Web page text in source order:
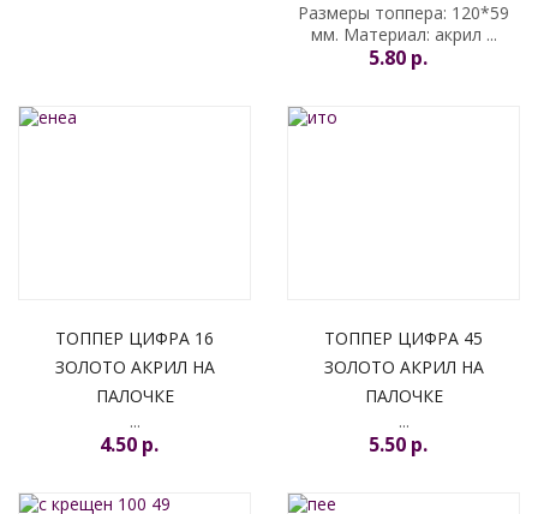
Размеры топпера: 120*59
мм. Материал: акрил ...
5.80 p.
ТОППЕР ЦИФРА 16
ЗОЛОТО АКРИЛ НА
ПАЛОЧКЕ
...
4.50 p.
ТОППЕР ЦИФРА 45
ЗОЛОТО АКРИЛ НА
ПАЛОЧКЕ
...
5.50 p.